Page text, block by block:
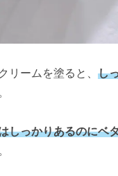
リームを塗ると、 し
しっかりあるのにベ